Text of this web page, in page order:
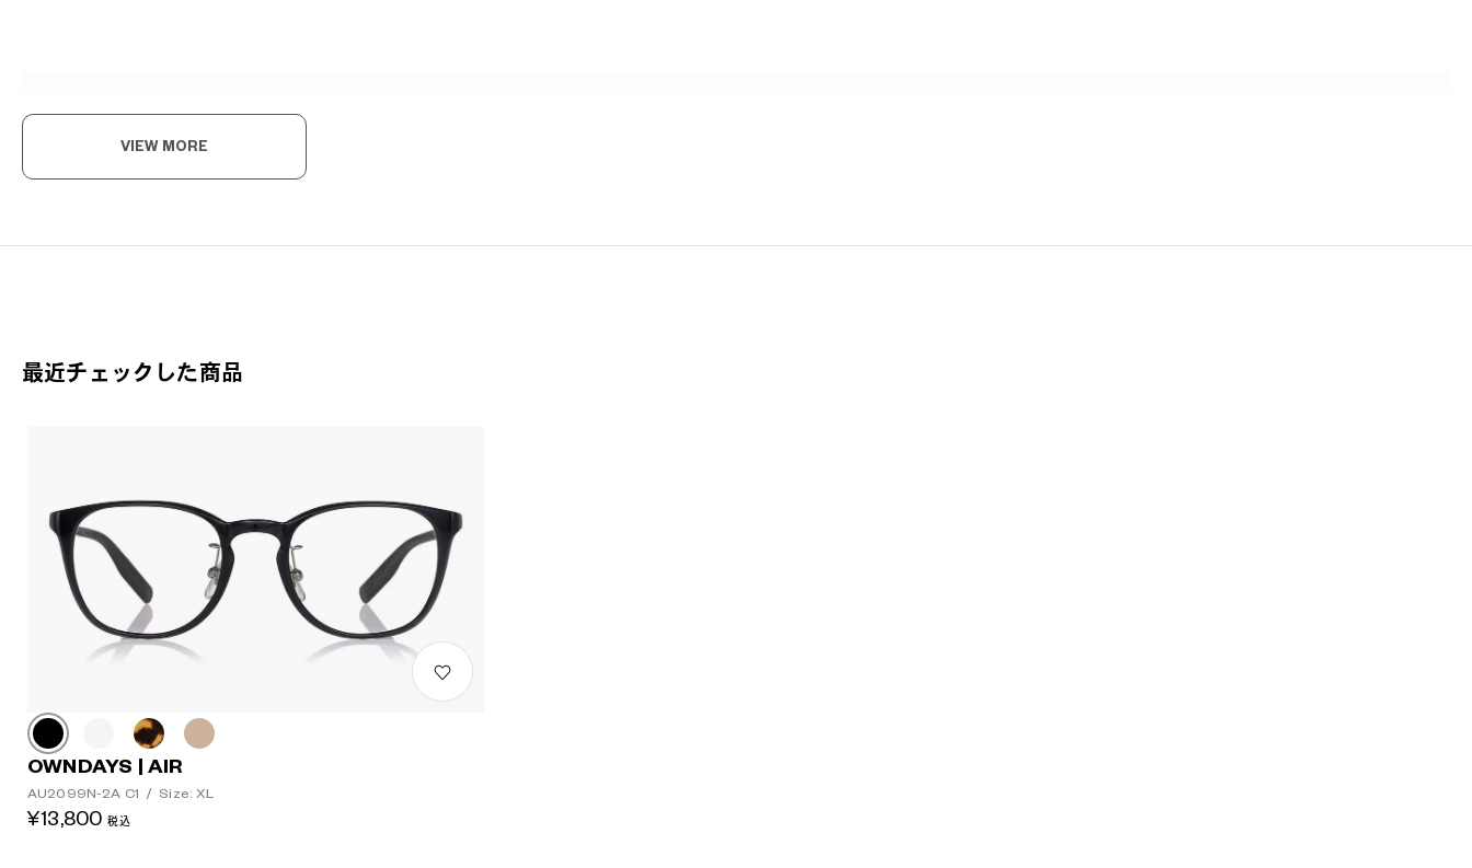
OWNDAYS | AIR 商品一覧へ
VIEW MORE
最近チェックした商品
OWNDAYS | AIR
AU2099N-2A C1 / Size: XL
¥13,800 税込